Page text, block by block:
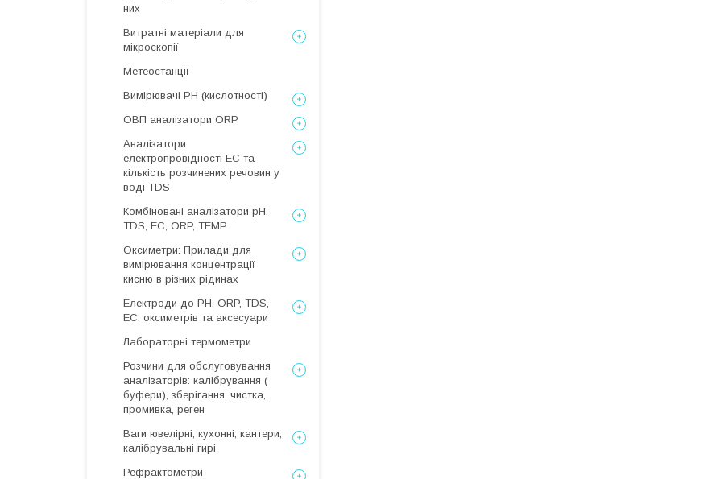
них
Витратні матеріали для
мікроскопії
Метеостанції
Вимірювачі РН (кислотності)
ОВП аналізатори ORP
Аналізатори
електропровідності EC та
кількість розчинених речовин у
воді TDS
Комбіновані аналізатори pH,
TDS, EC, ORP, TEMP
Оксиметри: Прилади для
вимірювання концентрації
кисню в різних рідинах
Електроди до PH, ORP, TDS,
EC, оксиметрів та аксесуари
Лабораторні термометри
Розчини для обслуговування
аналізаторів: калібрування (
буфери), зберігання, чистка,
промивка, реген
Ваги ювелірні, кухонні, кантери,
калібрувальні гирі
Рефрактометри